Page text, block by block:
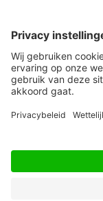
Werken bij ons
Privacy Statement
Algemene